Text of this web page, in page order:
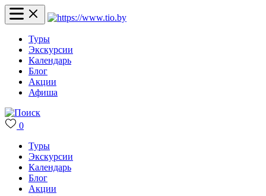
Туры
Экскурсии
Календарь
Блог
Акции
Афиша
0
Туры
Экскурсии
Календарь
Блог
Акции